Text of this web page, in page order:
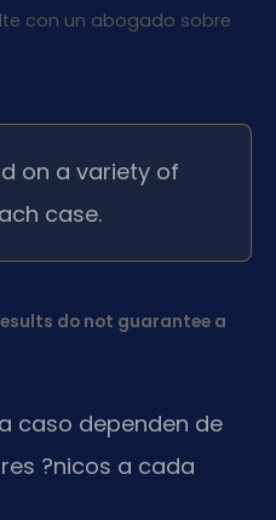
con un abogado sobre
on a variety of
case.
do not guarantee a
caso dependen de
?nicos a cada